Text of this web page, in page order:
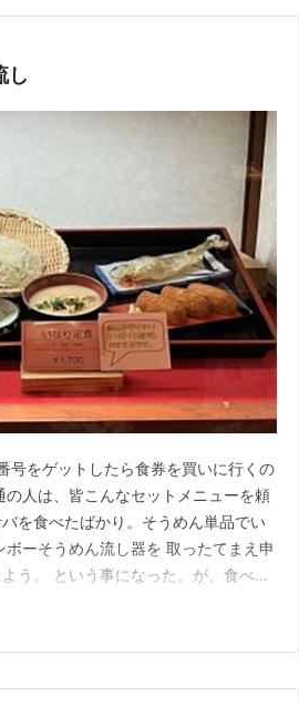
し
号をゲットしたら食券を買いに行くの
人は、皆こんなセットメニューを頼
を食べたばかり。そうめん単品でい
ーそうめん流し器を 取ったてまえ申
う。 という事になった。が、食べら
さんが持ってきてくれる。待ってい